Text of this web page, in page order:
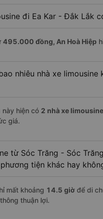
đi Ea Kar - Đắk Lắk
495.000 đồng, An Hoà Hiệp
nhiêu nhà xe
hiện có 2 nhà xe limousine
giá.
từ Sóc Trăng - Sóc
tiện khác hay
mất khoảng 14.5 giờ để di
thuận lợi.